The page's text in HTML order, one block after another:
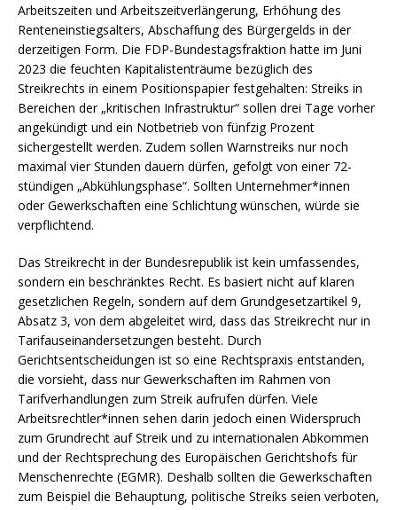
Arbeitszeiten und Arbeitszeitverlängerung, Erhöhung des
Renteneinstiegsalters, Abschaffung des Bürgergelds in der
derzeitigen Form. Die FDP-Bundestagsfraktion hatte im Juni
2023 die feuchten Kapitalistenträume bezüglich des
Streikrechts in einem Positionspapier festgehalten: Streiks in
Bereichen der „kritischen Infrastruktur“ sollen drei Tage vorher
angekündigt und ein Notbetrieb von fünfzig Prozent
sichergestellt werden. Zudem sollen Warnstreiks nur noch
maximal vier Stunden dauern dürfen, gefolgt von einer 72-
stündigen „Abkühlungsphase“. Sollten Unternehmer*innen
oder Gewerkschaften eine Schlichtung wünschen, würde sie
verpflichtend.
Das Streikrecht in der Bundesrepublik ist kein umfassendes,
sondern ein beschränktes Recht. Es basiert nicht auf klaren
gesetzlichen Regeln, sondern auf dem Grundgesetzartikel 9,
Absatz 3, von dem abgeleitet wird, dass das Streikrecht nur in
Tarifauseinandersetzungen besteht. Durch
Gerichtsentscheidungen ist so eine Rechtspraxis entstanden,
die vorsieht, dass nur Gewerkschaften im Rahmen von
Tarifverhandlungen zum Streik aufrufen dürfen. Viele
Arbeitsrechtler*innen sehen darin jedoch einen Widerspruch
zum Grundrecht auf Streik und zu internationalen Abkommen
und der Rechtsprechung des Europäischen Gerichtshofs für
Menschenrechte (EGMR). Deshalb sollten die Gewerkschaften
zum Beispiel die Behauptung, politische Streiks seien verboten,